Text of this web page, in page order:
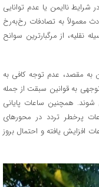
ناایمن یا عدم توانایی
معمولاً به تصادفات رخ‌به‌رخ
از مرگبارترین سوانح
مقصد، عدم توجه کافی به
به قوانین سبقت از جمله
همچنین ساعات پایانی
تا ۲۰:۰۰ از جمله ساعات پرخطر تردد در محور‌های
یافته و احتمال بروز